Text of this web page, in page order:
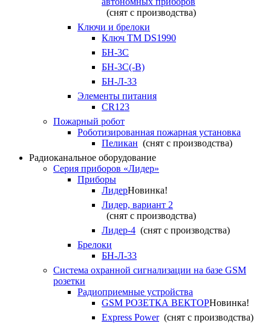
(снят с производства)
Ключи и брелоки
Ключ TM DS1990
БН-3С
БН-3С(-В)
БН-Л-33
Элементы питания
CR123
Пожарный робот
Роботизированная пожарная установка
Пеликан (снят с производства)
Радиоканальное оборудование
Серия приборов «Лидер»
Приборы
ЛидерНовинка!
Лидер, вариант 2
(снят с производства)
Лидер-4 (снят с производства)
Брелоки
БН-Л-33
Система охранной сигнализации на базе GSM
розетки
Радиоприемные устройства
GSM РОЗЕТКА ВЕКТОРНовинка!
Express Power(снят с производства)